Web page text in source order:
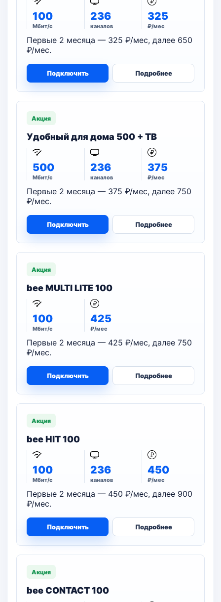
100
Мбит/с
236
каналов
325
₽/мес
Первые 2 месяца — 325 ₽/мес, далее 650
₽/мес.
Подключить Подробнее
Акция
Удобный для дома 500 + ТВ
500
Мбит/с
236
каналов
375
₽/мес
Первые 2 месяца — 375 ₽/мес, далее 750
₽/мес.
Подключить Подробнее
Акция
bee MULTI LITE 100
100
Мбит/с
425
₽/мес
Первые 2 месяца — 425 ₽/мес, далее 750
₽/мес.
Подключить Подробнее
Акция
bee HIT 100
100
Мбит/с
236
каналов
450
₽/мес
Первые 2 месяца — 450 ₽/мес, далее 900
₽/мес.
Подключить Подробнее
Акция
bee CONTACT 100